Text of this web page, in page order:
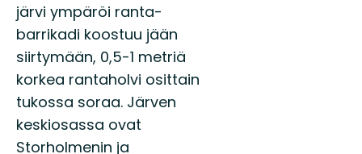
järvi ympäröi ranta-
barrikadi koostuu jään
siirtymään, 0,5-1 metriä
korkea rantaholvi osittain
tukossa soraa. Järven
keskiosassa ovat
Storholmenin ja